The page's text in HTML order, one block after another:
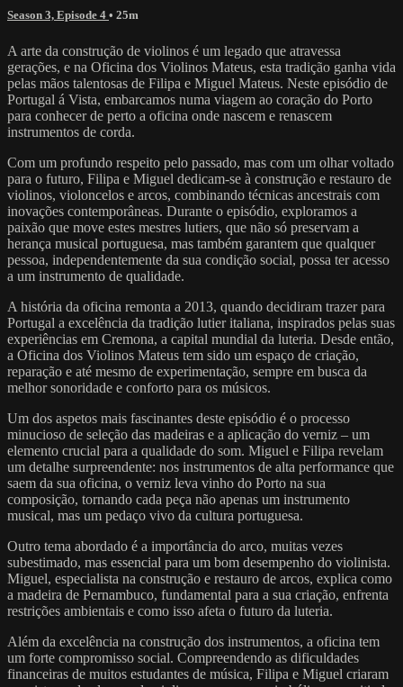
Season 3, Episode 4 • 25m
A arte da construção de violinos é um legado que atravessa
gerações, e na Oficina dos Violinos Mateus, esta tradição ganha vida
pelas mãos talentosas de Filipa e Miguel Mateus. Neste episódio de
Portugal á Vista, embarcamos numa viagem ao coração do Porto
para conhecer de perto a oficina onde nascem e renascem
instrumentos de corda.
Com um profundo respeito pelo passado, mas com um olhar voltado
para o futuro, Filipa e Miguel dedicam-se à construção e restauro de
violinos, violoncelos e arcos, combinando técnicas ancestrais com
inovações contemporâneas. Durante o episódio, exploramos a
paixão que move estes mestres lutiers, que não só preservam a
herança musical portuguesa, mas também garantem que qualquer
pessoa, independentemente da sua condição social, possa ter acesso
a um instrumento de qualidade.
A história da oficina remonta a 2013, quando decidiram trazer para
Portugal a excelência da tradição lutier italiana, inspirados pelas suas
experiências em Cremona, a capital mundial da luteria. Desde então,
a Oficina dos Violinos Mateus tem sido um espaço de criação,
reparação e até mesmo de experimentação, sempre em busca da
melhor sonoridade e conforto para os músicos.
Um dos aspetos mais fascinantes deste episódio é o processo
minucioso de seleção das madeiras e a aplicação do verniz – um
elemento crucial para a qualidade do som. Miguel e Filipa revelam
um detalhe surpreendente: nos instrumentos de alta performance que
saem da sua oficina, o verniz leva vinho do Porto na sua
composição, tornando cada peça não apenas um instrumento
musical, mas um pedaço vivo da cultura portuguesa.
Outro tema abordado é a importância do arco, muitas vezes
subestimado, mas essencial para um bom desempenho do violinista.
Miguel, especialista na construção e restauro de arcos, explica como
a madeira de Pernambuco, fundamental para a sua criação, enfrenta
restrições ambientais e como isso afeta o futuro da luteria.
Além da excelência na construção dos instrumentos, a oficina tem
um forte compromisso social. Compreendendo as dificuldades
financeiras de muitos estudantes de música, Filipa e Miguel criaram